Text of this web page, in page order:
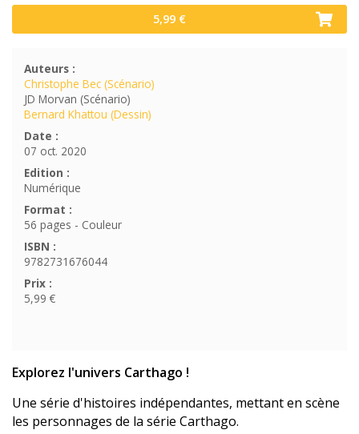
5,99 €
Auteurs :
Christophe Bec (Scénario)
JD Morvan (Scénario)
Bernard Khattou (Dessin)
Date :
07 oct. 2020
Edition :
Numérique
Format :
56 pages - Couleur
ISBN :
9782731676044
Prix :
5,99 €
Explorez l'univers Carthago !
Une série d'histoires indépendantes, mettant en scène
les personnages de la série Carthago.